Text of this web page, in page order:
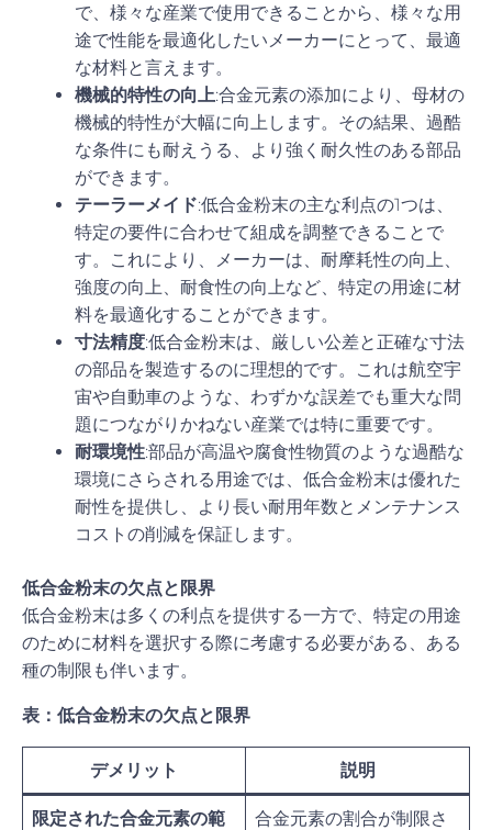
で、様々な産業で使用できることから、様々な用
途で性能を最適化したいメーカーにとって、最適
な材料と言えます。
機械的特性の向上:合金元素の添加により、母材の
機械的特性が大幅に向上します。その結果、過酷
な条件にも耐えうる、より強く耐久性のある部品
ができます。
テーラーメイド:低合金粉末の主な利点の1つは、
特定の要件に合わせて組成を調整できることで
す。これにより、メーカーは、耐摩耗性の向上、
強度の向上、耐食性の向上など、特定の用途に材
料を最適化することができます。
寸法精度:低合金粉末は、厳しい公差と正確な寸法
の部品を製造するのに理想的です。これは航空宇
宙や自動車のような、わずかな誤差でも重大な問
題につながりかねない産業では特に重要です。
耐環境性:部品が高温や腐食性物質のような過酷な
環境にさらされる用途では、低合金粉末は優れた
耐性を提供し、より長い耐用年数とメンテナンス
コストの削減を保証します。
低合金粉末の欠点と限界
低合金粉末は多くの利点を提供する一方で、特定の用途
のために材料を選択する際に考慮する必要がある、ある
種の制限も伴います。
表：低合金粉末の欠点と限界
デメリット 説明
限定された合金元素の範
合金元素の割合が制限さ